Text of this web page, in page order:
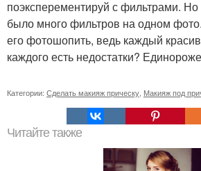
поэксперементируй с фильтрами.
было много фильтров на одном
его фотошопить, ведь каждый
каждого есть недостатки?
Категории: Сделать макияж прическу, Макияж под
Читайте также